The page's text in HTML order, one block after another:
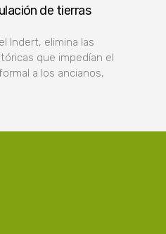
de tierras
Indert, elimina las
que impedían el
a los ancianos,